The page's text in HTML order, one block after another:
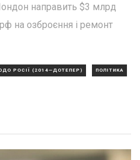
направить $3 млрд
на озброєння і ремонт
РОСІЇ (2014—ДОТЕПЕР) ПОЛІТИКА